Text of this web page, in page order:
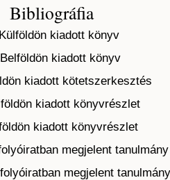
Bibliográfia
kiadott könyv
kiadott könyv
kiadott kötetszerkesztés
kiadott könyvrészlet
kiadott könyvrészlet
megjelent tanulmány
megjelent tanulmány